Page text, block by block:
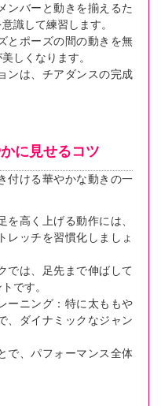
ンバーと動きを揃えるた
識して練習します。
とポーズの間の動きを無
しくなります。
ンは、チアダンスの完成
に見せるコツ
付ける華やかな動きの一
を高く上げる動作には、
レッチを習慣化しましょ
では、足先まで伸ばして
です。
ーニング：特に太ももや
、ダイナミックなジャン
で、パフォーマンス全体